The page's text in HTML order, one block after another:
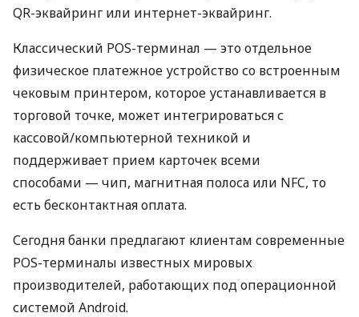
QR-эквайринг или интернет-эквайринг.
Классический POS-терминал — это отдельное
физическое платежное устройство со встроенным
чековым принтером, которое устанавливается в
торговой точке, может интегрироваться с
кассовой/компьютерной техникой и
поддерживает прием карточек всеми
способами — чип, магнитная полоса или NFC, то
есть бесконтактная оплата.
Сегодня банки предлагают клиентам современные
POS-терминалы известных мировых
производителей, работающих под операционной
системой Android.